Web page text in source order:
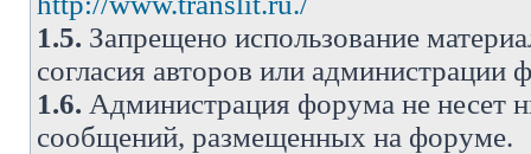
1.5. Запрещено использование
согласия авторов или администрации
1.6. Администрация форума не несет
сообщений, размещенных на форуме.